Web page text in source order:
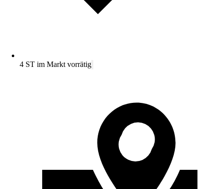
4 ST im Markt vorrätig